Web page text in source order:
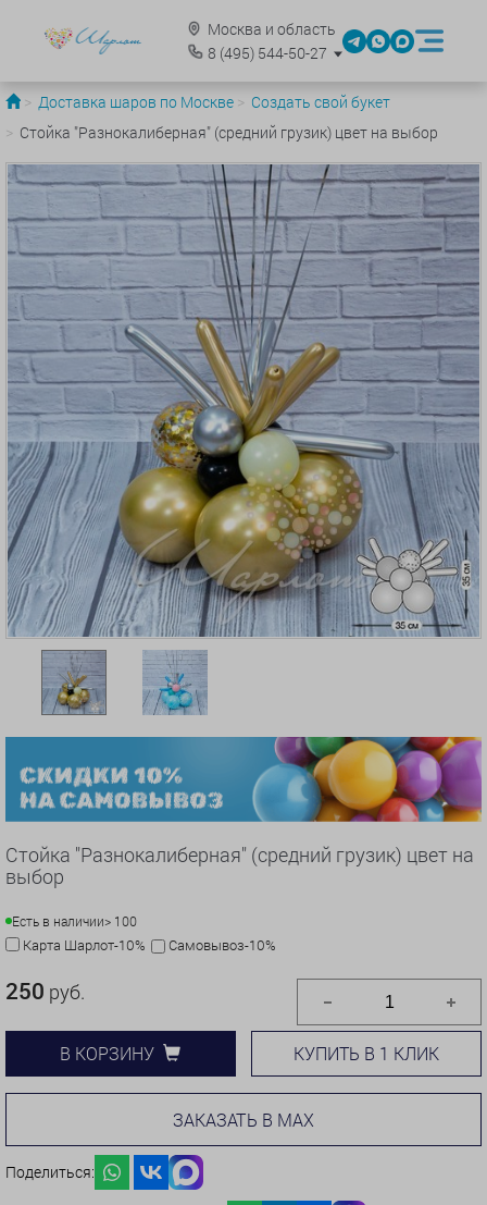
Москва и область
8 (495)544-50-27
Доставка шаров по Москве
Создать свой букет
Стойка "Разнокалиберная" (средний грузик) цвет на выбор
Стойка "Разнокалиберная" (средний грузик) цвет на
выбор
Есть в наличии> 100
Карта Шарлот-10% Самовывоз-10%
250 руб.
В КОРЗИНУ КУПИТЬ В 1 КЛИК
ЗАКАЗАТЬ В MAX
Поделиться: